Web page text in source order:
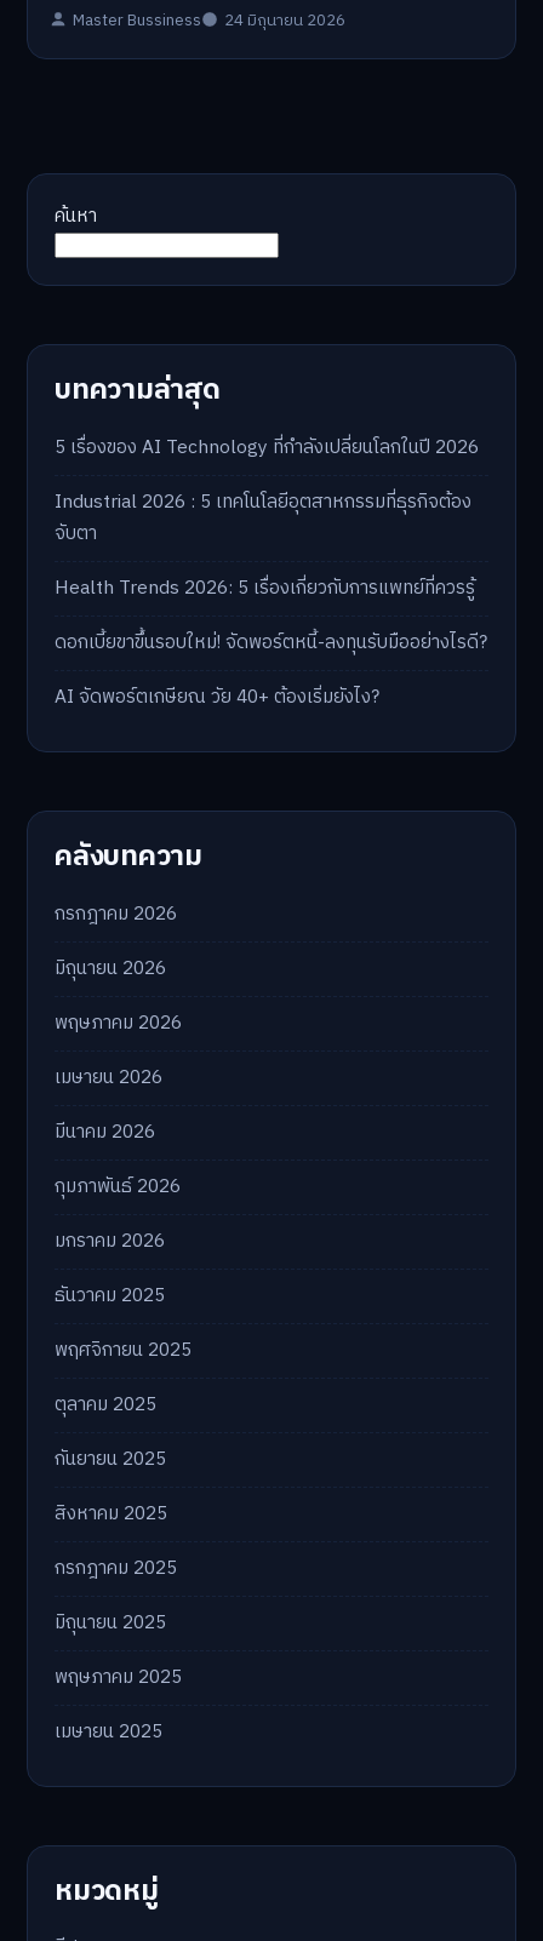
Master Bussiness 24 มิถุนายน 2026
ค้นหา
บทความล่าสุด
5 เรื่องของ AI Technology ที่กำลังเปลี่ยนโลกในปี 2026
Industrial 2026 : 5 เทคโนโลยีอุตสาหกรรมที่ธุรกิจต้อง
จับตา
Health Trends 2026: 5 เรื่องเกี่ยวกับการแพทย์ที่ควรรู้
ดอกเบี้ยขาขึ้นรอบใหม่! จัดพอร์ตหนี้-ลงทุนรับมืออย่างไรดี?
AI จัดพอร์ตเกษียณ วัย 40+ ต้องเริ่มยังไง?
คลังบทความ
กรกฎาคม 2026
มิถุนายน 2026
พฤษภาคม 2026
เมษายน 2026
มีนาคม 2026
กุมภาพันธ์ 2026
มกราคม 2026
ธันวาคม 2025
พฤศจิกายน 2025
ตุลาคม 2025
กันยายน 2025
สิงหาคม 2025
กรกฎาคม 2025
มิถุนายน 2025
พฤษภาคม 2025
เมษายน 2025
หมวดหมู่